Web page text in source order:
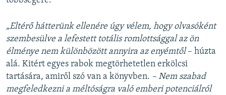
„Eltérő hátterünk ellenére úgy vélem, hogy olvasóként
szembesülve a lefestett totális romlottsággal az ön
élménye nem különbözött annyira az enyémtől– húzta
alá. Kitért egyes rabok megtörhetetlen erkölcsi
tartására, amiről szó van a könyvben. – Nem szabad
megfeledkezni a méltóságra való emberi potenciálról